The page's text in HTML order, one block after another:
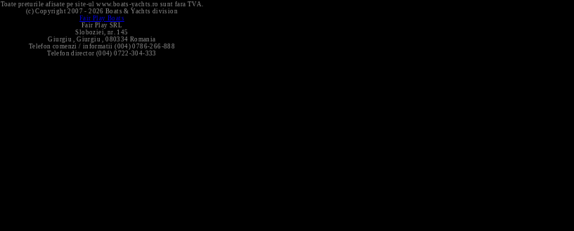
Toate preturile afisate pe site-ul www.boats-yachts.ro sunt fara TVA.
(c) Copyright 2007 - 2026 Boats & Yachts division
Fair Play Boats
Fair Play SRL
Sloboziei, nr. 145
Giurgiu ,Giurgiu ,080334 Romania
Telefon comenzi / informatii (004) 0786-266-888
Telefon director (004) 0722-304-333